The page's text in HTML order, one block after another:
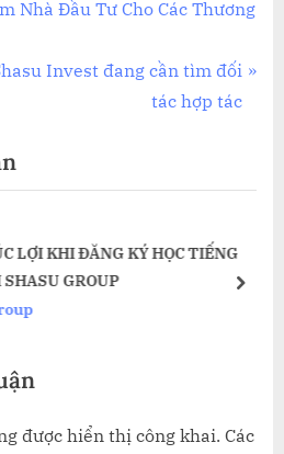
Nhà Đầu Tư Cho Các Thương
Invest đang cần tìm đối
tác hợp tác
LỢI KHI ĐĂNG KÝ HỌC TIẾNG
GROUP
next
được hiển thị công khai. Các